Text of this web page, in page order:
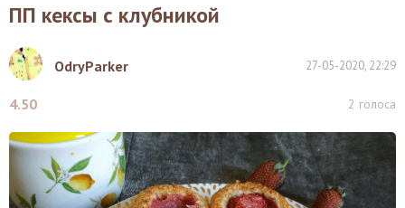
ПП кексы с клубникой
OdryParker 27-05-2020, 22:29
4.50 2 голоса